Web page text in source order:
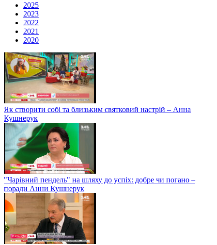
2025
2023
2022
2021
2020
Як створити собі та близьким святковий настрій – Анна
Кушнерук
"Чарівний пендель" на шляху до успіх: добре чи погано –
поради Анни Кушнерук